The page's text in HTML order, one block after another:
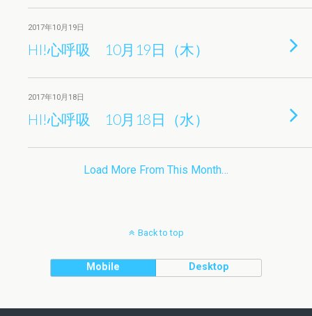
2017年10月19日
HI!心呼吸 10月19日（木）
2017年10月18日
HI!心呼吸 10月18日（水）
Load More From This Month…
Back to top
Mobile Desktop